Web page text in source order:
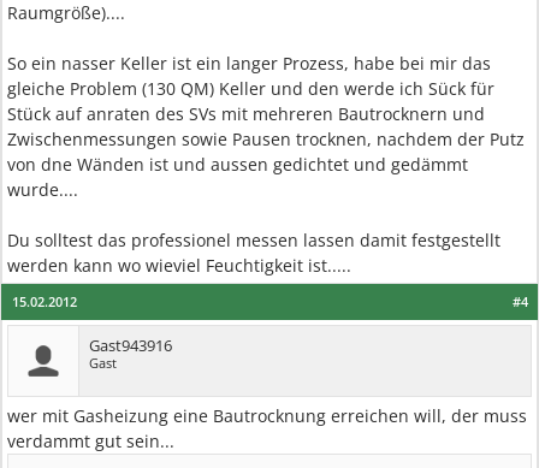
Raumgröße)....
So ein nasser Keller ist ein langer Prozess, habe bei mir das
gleiche Problem (130 QM) Keller und den werde ich Sück für
Stück auf anraten des SVs mit mehreren Bautrocknern und
Zwischenmessungen sowie Pausen trocknen, nachdem der Putz
von dne Wänden ist und aussen gedichtet und gedämmt
wurde....
Du solltest das professionel messen lassen damit festgestellt
werden kann wo wieviel Feuchtigkeit ist.....
#4
15.02.2012
Gast943916
Gast
wer mit Gasheizung eine Bautrocknung erreichen will, der muss
verdammt gut sein...